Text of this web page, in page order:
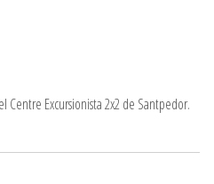
Centre Excursionista 2x2 de Santpedor.